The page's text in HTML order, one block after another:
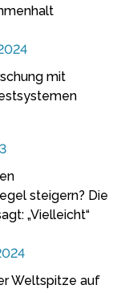
mit
steigern? Die
„Vielleicht“
Weltspitze auf